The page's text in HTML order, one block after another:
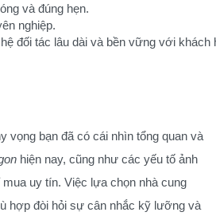
và đúng hẹn.
nghiệp.
đối tác lâu dài và bền vững với khách
vọng bạn đã có cái nhìn tổng quan và
hiện nay, cũng như các yếu tố ảnh
uy tín. Việc lựa chọn nhà cung
hợp đòi hỏi sự cân nhắc kỹ lưỡng và